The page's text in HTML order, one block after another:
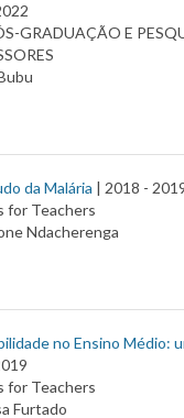
GRADUAÇÃO E
da Malária | 2018 -
for Teachers
Ndacherenga
no Ensino Médio:
for Teachers
Furtado